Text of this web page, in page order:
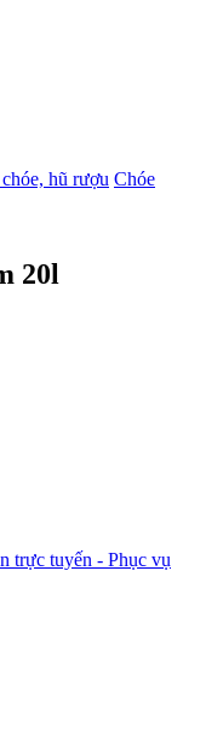
hũ rượu Chóe
20l
trực tuyến - Phục vụ